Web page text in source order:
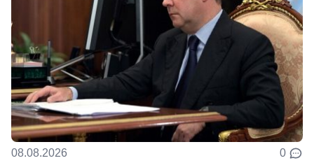
08.08.2026 0